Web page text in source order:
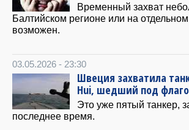
Временный захват
Балтийском регионе или на
возможен.
03.05.2026 - 23:30
Швеция захватила
Hui, шедший под
Это уже пятый танкер,
последнее время.